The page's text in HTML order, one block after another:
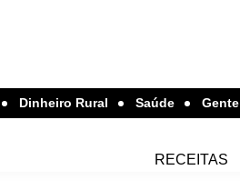
Dinheiro Rural Saúde Gente
RECEITAS